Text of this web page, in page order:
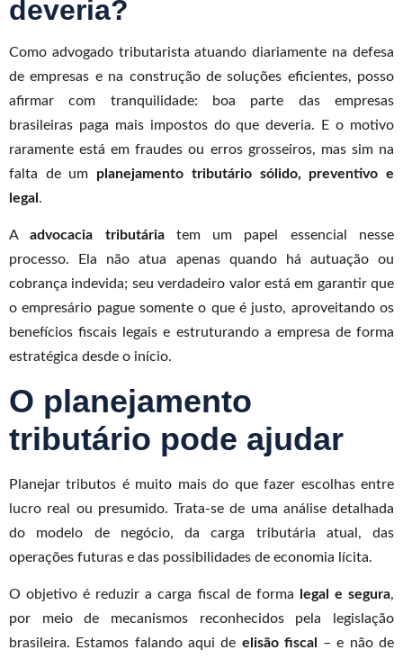
deveria?
Como advogado tributarista atuando diariamente na defesa
de empresas e na construção de soluções eficientes, posso
afirmar com tranquilidade: boa parte das empresas
brasileiras paga mais impostos do que deveria. E o motivo
raramente está em fraudes ou erros grosseiros, mas sim na
falta de um planejamento tributário sólido, preventivo e
legal .
Aadvocacia tributáriatem um papel essencial nesse
processo. Ela não atua apenas quando há autuação ou
cobrança indevida; seu verdadeiro valor está em garantir que
o empresário pague somente o que é justo, aproveitando os
benefícios fiscais legais e estruturando a empresa de forma
estratégica desde o início.
O planejamento
tributário pode ajudar
Planejar tributos é muito mais do que fazer escolhas entre
lucro real ou presumido. Trata-se de uma análise detalhada
do modelo de negócio, da carga tributária atual, das
operações futuras e das possibilidades de economia lícita.
O objetivo é reduzir a carga fiscal de forma legal e segura,
por meio de mecanismos reconhecidos pela legislação
brasileira. Estamos falando aqui de elisão fiscal
– e não de